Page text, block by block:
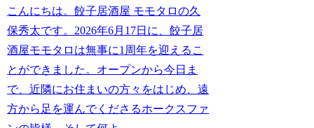
こんにちは。餃子居酒屋 モモタロの久
保秀太です。2026年6月17日に、餃子居
酒屋モモタロは無事に1周年を迎えるこ
とができました。オープンから今日ま
で、近隣にお住まいの方々をはじめ、遠
方から足を運んでくださるホークスファ